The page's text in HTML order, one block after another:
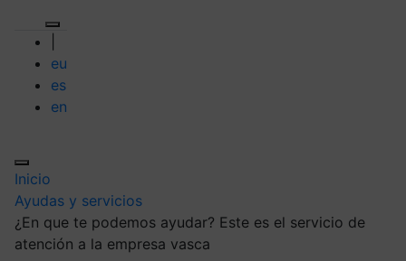
eu
es
en
Inicio
Ayudas y servicios
¿En que te podemos ayudar? Este es el servicio de
atención a la empresa vasca